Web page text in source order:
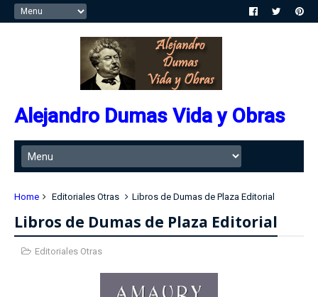
Alejandro Dumas Vida y Obras
Home Editoriales Otras Libros de Dumas de Plaza Editorial
Libros de Dumas de Plaza Editorial
Editoriales Otras